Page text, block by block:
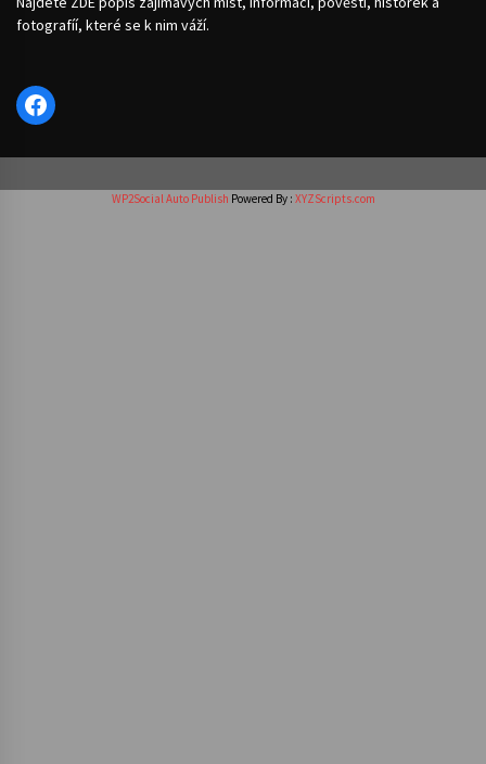
fotografíí, které se k nim váží.
Facebook
WP2Social Auto Publish Powered By : XYZScripts.com